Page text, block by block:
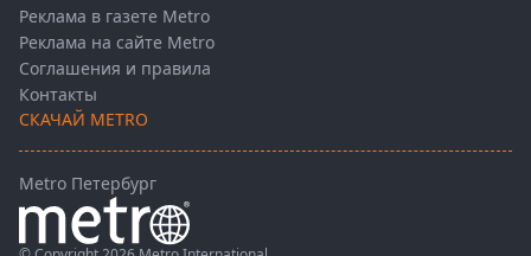
Реклама в газете Metro
Реклама на сайте Metro
Соглашения и правила
Контакты
СКАЧАЙ METRO
Metro Петербург